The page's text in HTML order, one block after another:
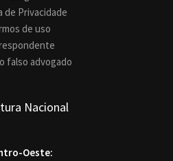
de Privacidade
de uso
falso advogado
Nacional
Oeste: